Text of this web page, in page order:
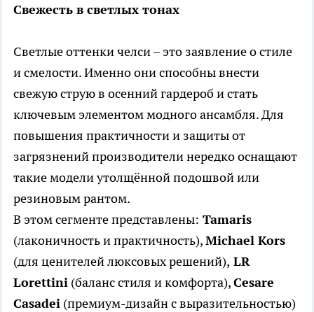
Свежесть в светлых тонах
Светлые оттенки челси – это заявление о стиле
и смелости. Именно они способны внести
свежую струю в осенний гардероб и стать
ключевым элементом модного ансамбля. Для
повышения практичности и защиты от
загрязнений производители нередко оснащают
такие модели утолщённой подошвой или
резиновым рантом.
В этом сегменте представлены: Tamaris
(лаконичность и практичность),Michael Kors
(для ценителей люксовых решений), LR
Lorettini (баланс стиля и комфорта),Cesare
Casadei (премиум-дизайн с выразительностью)